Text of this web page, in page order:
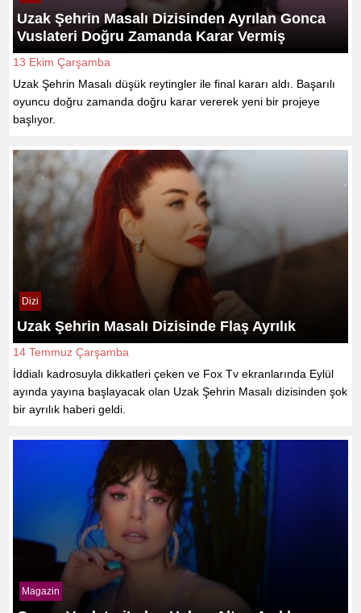
Uzak Şehrin Masalı Dizisinden Ayrılan Gonca
Vuslateri Doğru Zamanda Karar Vermiş
13 Ekim Çarşamba
Uzak Şehrin Masalı düşük reytingler ile final kararı aldı. Başarılı
oyuncu doğru zamanda doğru karar vererek yeni bir projeye
başlıyor.
Dizi
Uzak Şehrin Masalı Dizisinde Flaş Ayrılık
14 Temmuz Çarşamba
İddialı kadrosuyla dikkatleri çeken ve Fox Tv ekranlarında Eylül
ayında yayına başlayacak olan Uzak Şehrin Masalı dizisinden şok
bir ayrılık haberi geldi.
Magazin